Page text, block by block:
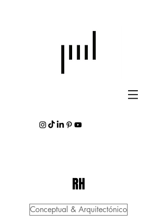
RH
Conceptual & Arquitectónico